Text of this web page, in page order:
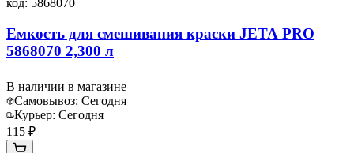
код: 5868070
Емкость для смешивания краски JETA PRO
5868070 2,300 л
В наличии в магазине
Самовывоз: Сегодня
Курьер: Сегодня
115 ₽